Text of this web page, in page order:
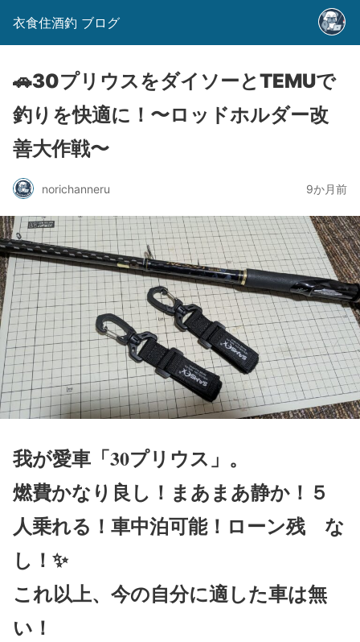
衣食住酒釣 ブログ
🚗30プリウスをダイソーとTEMUで
釣りを快適に！〜ロッドホルダー改
善大作戦〜
norichanneru 9か月前
我が愛車「30プリウス」。
燃費かなり良し！まあまあ静か！５
人乗れる！車中泊可能！ローン残 な
し！✨
これ以上、今の自分に適した車は無
い！